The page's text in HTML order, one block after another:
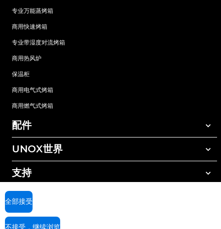
专业万能蒸烤箱
商用快速烤箱
专业带湿度对流烤箱
商用热风炉
保温柜
商用电气式烤箱
商用燃气式烤箱
配件
所有配件
手动清洗清洁剂
树脂过滤水处理
反渗透水处理
UNOX世界
我们在全球的办事处
支持
UNOX质保
查找经销商
全部接受
不接受，继续浏览